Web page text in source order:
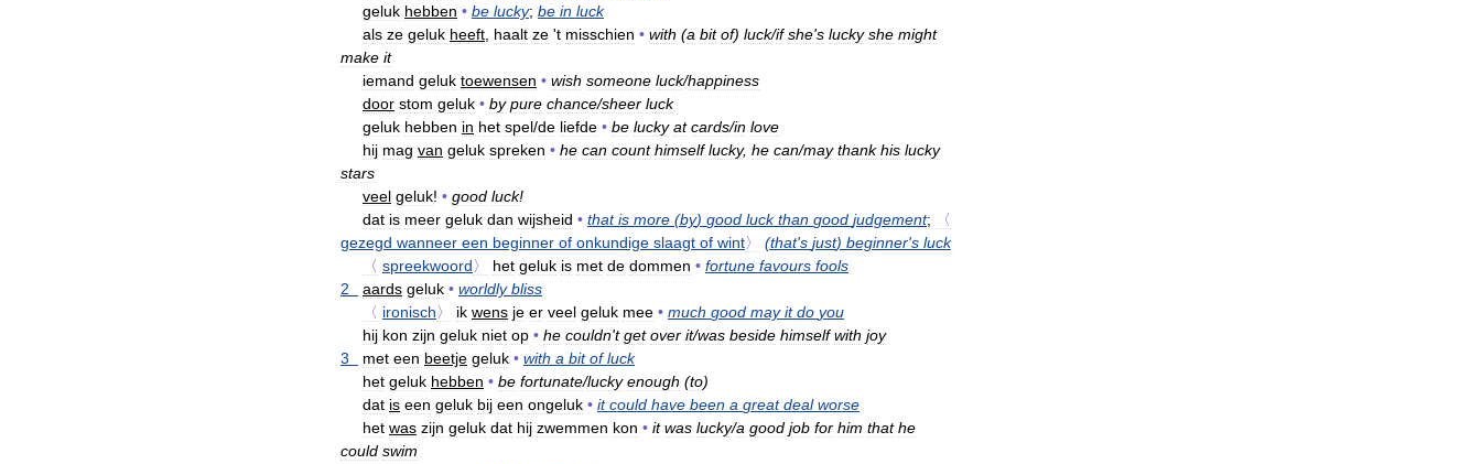
geluk hebben • be lucky; be in luck
als ze geluk heeft haalt ze 't misschien • with (a bit of) luck/if she's lucky she might
make it
iemand geluk toewensen • wish someone luck/happiness
door stom geluk • by pure chance/sheer luck
geluk hebben in het spel/de liefde • be lucky at cards/in love
hij mag van geluk spreken • he can count himself lucky, he can/may thank his lucky
stars
veel geluk! • good luck!
dat is meer geluk dan wijsheid • that is more (by) good luck than good judgement;
〈
gezegd wanneer een beginner of onkundige slaagt of wint〉 (that's just) beginner's luck
〈 spreekwoord〉 het geluk is met de dommen • fortune favours fools
2
aards geluk • worldly bliss
〈 ironisch〉 ik wens je er veel geluk mee • much good may it do you
hij kon zijn geluk niet op • he couldn't get over it/was beside himself with joy
3
met een beetje geluk • with a bit of luck
het geluk hebben • be fortunate/lucky enough (to)
dat is een geluk bij een ongeluk • it could have been a great deal worse
het was zijn geluk dat hij zwemmen kon • it was lucky/a good job for him that he
could swim